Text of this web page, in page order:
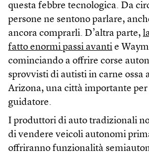
questa febbre tecnologica. Da
persone ne sentono parlare,
ancora comprarli. D’altra parte,
fatto enormi passi avanti e
cominciando a offrire corse
sprovvisti di autisti in carne ossa
Arizona, una città importante per
guidatore.
I produttori di auto tradizionali
di vendere veicoli autonomi
offriranno funzionalità